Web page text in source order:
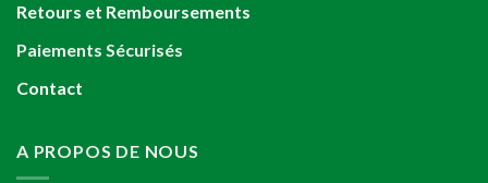
Retours et Remboursements
Paiements Sécurisés
Contact
A PROPOS DE NOUS